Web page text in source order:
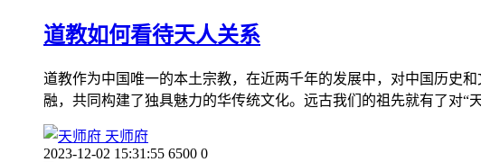
道教如何看待天人关系
道教作为中国唯一的本土宗教，在近两千年的发展中，对中国历史
融，共同构建了独具魅力的华传统文化。远古我们的祖先就有了对“
天师府
2023-12-02 15:31:55 6500 0